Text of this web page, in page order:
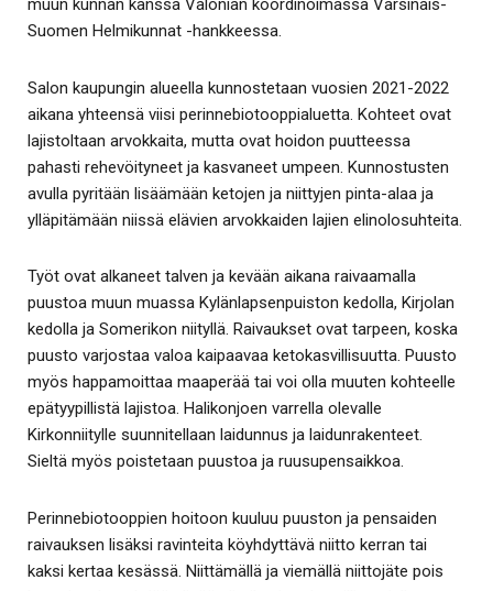
muun kunnan kanssa Valonian koordinoimassa Varsinais-
Suomen Helmikunnat -hankkeessa.
Salon kaupungin alueella kunnostetaan vuosien 2021-2022
aikana yhteensä viisi perinnebiotooppialuetta. Kohteet ovat
lajistoltaan arvokkaita, mutta ovat hoidon puutteessa
pahasti rehevöityneet ja kasvaneet umpeen. Kunnostusten
avulla pyritään lisäämään ketojen ja niittyjen pinta-alaa ja
ylläpitämään niissä elävien arvokkaiden lajien elinolosuhteita.
Työt ovat alkaneet talven ja kevään aikana raivaamalla
puustoa muun muassa Kylänlapsenpuiston kedolla, Kirjolan
kedolla ja Somerikon niityllä. Raivaukset ovat tarpeen, koska
puusto varjostaa valoa kaipaavaa ketokasvillisuutta. Puusto
myös happamoittaa maaperää tai voi olla muuten kohteelle
epätyypillistä lajistoa. Halikonjoen varrella olevalle
Kirkonniitylle suunnitellaan laidunnus ja laidunrakenteet.
Sieltä myös poistetaan puustoa ja ruusupensaikkoa.
Perinnebiotooppien hoitoon kuuluu puuston ja pensaiden
raivauksen lisäksi ravinteita köyhdyttävä niitto kerran tai
kaksi kertaa kesässä. Niittämällä ja viemällä niittojäte pois